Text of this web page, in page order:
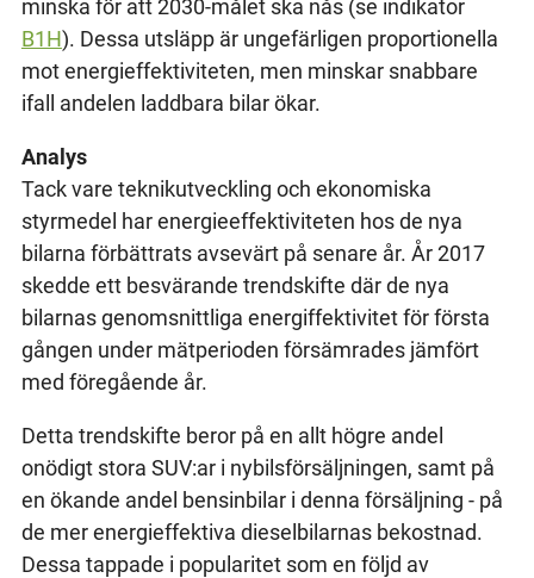
minska för att 2030-målet ska nås (se indikator
B1H). Dessa utsläpp är ungefärligen proportionella
mot energieffektiviteten, men minskar snabbare
ifall andelen laddbara bilar ökar.
Analys
Tack vare teknikutveckling och ekonomiska
styrmedel har energieeffektiviteten hos de nya
bilarna förbättrats avsevärt på senare år. År 2017
skedde ett besvärande trendskifte där de nya
bilarnas genomsnittliga energiffektivitet för första
gången under mätperioden försämrades jämfört
med föregående år.
Detta trendskifte beror på en allt högre andel
onödigt stora SUV:ar i nybilsförsäljningen, samt på
en ökande andel bensinbilar i denna försäljning - på
de mer energieffektiva dieselbilarnas bekostnad.
Dessa tappade i popularitet som en följd av